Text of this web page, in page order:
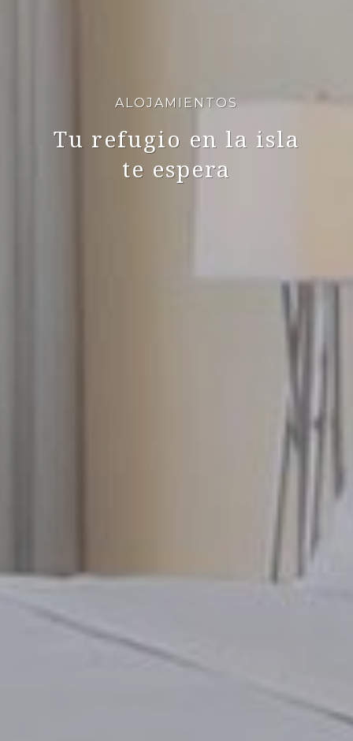
ALOJAMIENTOS
Tu refugio en la isla
te espera